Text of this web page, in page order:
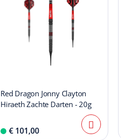
Red Dragon Jonny Clayton
Hiraeth Zachte Darten - 20g
€ 101,00